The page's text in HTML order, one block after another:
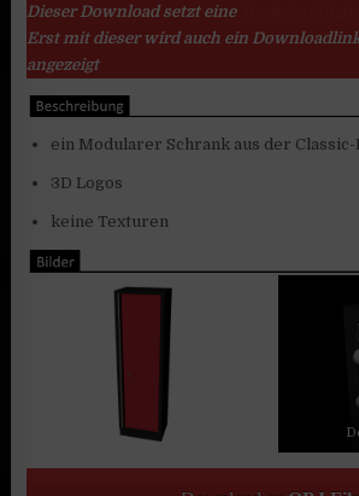
Dieser Download setzt eine
Erst mit dieser wird auch ein
angezeigt
ein Modularer Schrank aus der Classic-
3D Logos
keine Texturen